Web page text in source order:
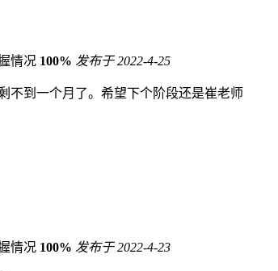
情况 100% 发布于 2022-4-25
不到一个月了。希望下个阶段还是崔老师
情况 100% 发布于 2022-4-23